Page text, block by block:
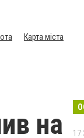
Карта міста
на